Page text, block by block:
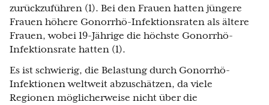
zurückzuführen (1). Bei den Frauen hatten jüngere
Frauen höhere Gonorrhö-Infektionsraten als ältere
Frauen, wobei 19-Jährige die höchste Gonorrhö-
Infektionsrate hatten (1).
Es ist schwierig, die Belastung durch Gonorrhö-
Infektionen weltweit abzuschätzen, da viele
Regionen möglicherweise nicht über die